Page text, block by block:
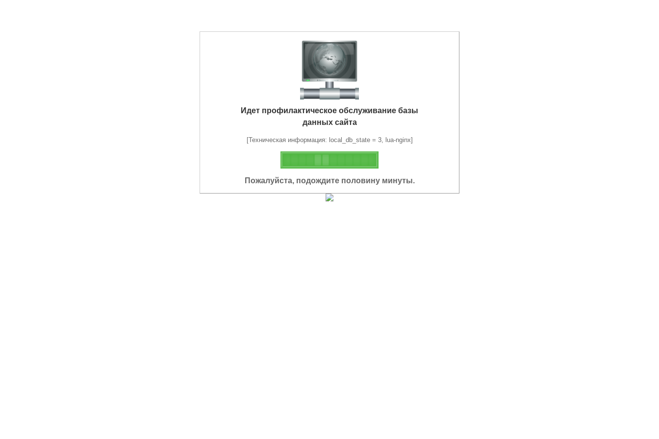
Идет профилактическое обслуживание базы
данных сайта
[Техническая информация: local_db_state = 3, lua-nginx]
Пожалуйста, подождите половину минуты.